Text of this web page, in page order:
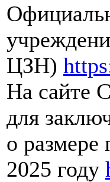
ЦЗН)
На сайте
для
о размере
2025 году